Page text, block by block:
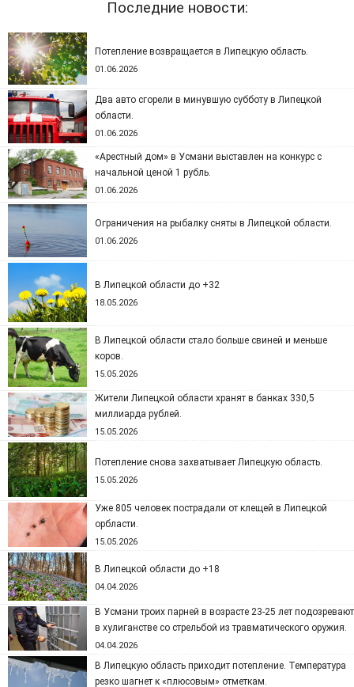
Последние новости:
Потепление возвращается в Липецкую область.
01.06.2026
Два авто сгорели в минувшую субботу в Липецкой
области.
01.06.2026
«Арестный дом» в Усмани выставлен на конкурс с
начальной ценой 1 рубль.
01.06.2026
Ограничения на рыбалку сняты в Липецкой области.
01.06.2026
В Липецкой области до +32
18.05.2026
В Липецкой области стало больше свиней и меньше
коров.
15.05.2026
Жители Липецкой области хранят в банках 330,5
миллиарда рублей.
15.05.2026
Потепление снова захватывает Липецкую область.
15.05.2026
Уже 805 человек пострадали от клещей в Липецкой
орбласти.
15.05.2026
В Липецкой области до +18
04.04.2026
В Усмани троих парней в возрасте 23-25 лет подозревают
в хулиганстве со стрельбой из травматического оружия.
04.04.2026
В Липецкую область приходит потепление. Температура
резко шагнет к «плюсовым» отметкам.